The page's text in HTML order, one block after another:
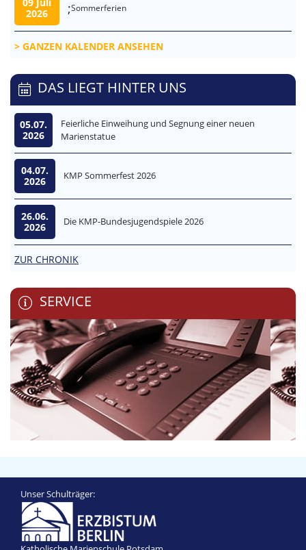
2026
;Sommerferien
GANZEN KALENDER ANSEHEN
DAS LIEGT HINTER UNS
05.07.
2026
Feierliche Einweihung und Segnung einer neuen
Marienstatue
04.07.
2026
KMP Sommerfest 2026
26.06.
2026
Die KMP-Bundesjugendspiele 2026
ZUR CHRONIK
SERVICE
Unser Schulträger: